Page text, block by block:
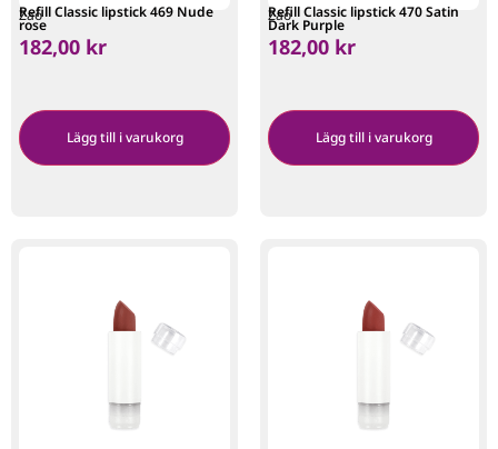
Zao
Refill Classic lipstick 469 Nude
rose
182,00 kr
Lägg till i varukorg
Zao
Refill Classic lipstick 470 Satin
Dark Purple
182,00 kr
Lägg till i varukorg